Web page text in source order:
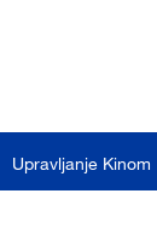
Upravljanje Kinom